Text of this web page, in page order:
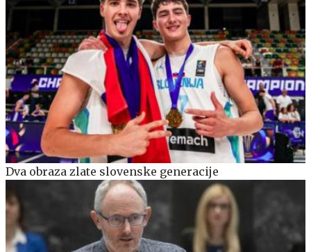
Dva obraza zlate slovenske generacije